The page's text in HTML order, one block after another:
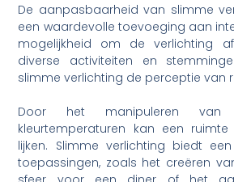
De aanpasbaarheid van slimme
een waardevolle toevoeging aan
mogelijkheid om de verlichting
diverse activiteiten en
slimme verlichting de perceptie van
Door het manipuleren van
kleurtemperaturen kan een
lijken. Slimme verlichting biedt
toepassingen, zoals het creëren